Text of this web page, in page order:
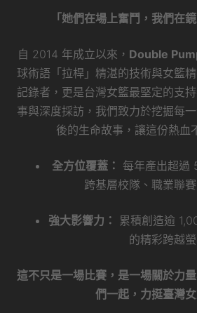
「她們在場上奮鬥，我們在
自 2014 年成立以來， Double
球術語「拉桿」精湛的技術與女籃
記錄者，更是台灣女籃最堅定的支
事與深度採訪，我們致力於挖掘每
後的生命故事，讓這份熱血
全方位覆蓋： 每年產出超過
跨基層校隊、職業聯
強大影響力：
累積創造逾
的精彩跨越螢
這不只是一場比賽，是一場關於力
們一起，力挺臺灣女